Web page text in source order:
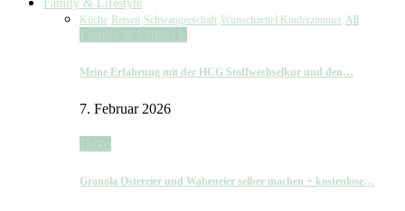
Family & Lifestyle
Küche Reisen Schwangerschaft Wunschzettel Kinderzimmer All
Meine Erfahrung mit der HCG Stoffwechselkur und den…
7. Februar 2026
Granola Ostereier und Wabeneier selber machen + kostenlose…